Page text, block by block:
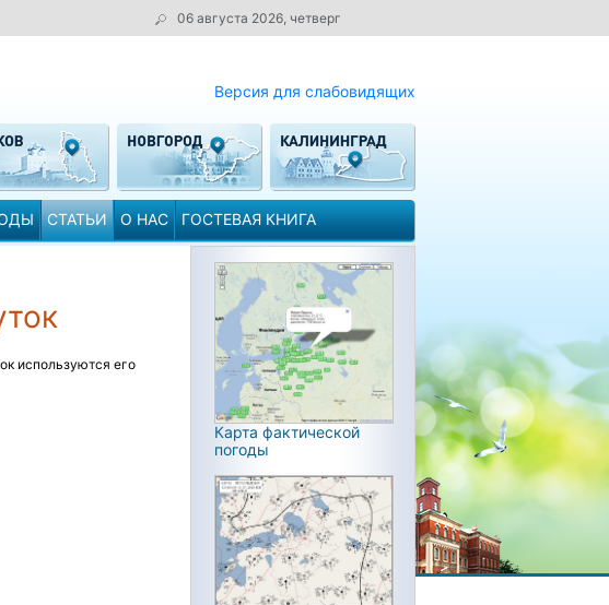
06 августа 2026, четверг
Версия для слабовидящих
СТАТЬИ О НАС ГОСТЕВАЯ КНИГА
используются его
Карта фактической
погоды